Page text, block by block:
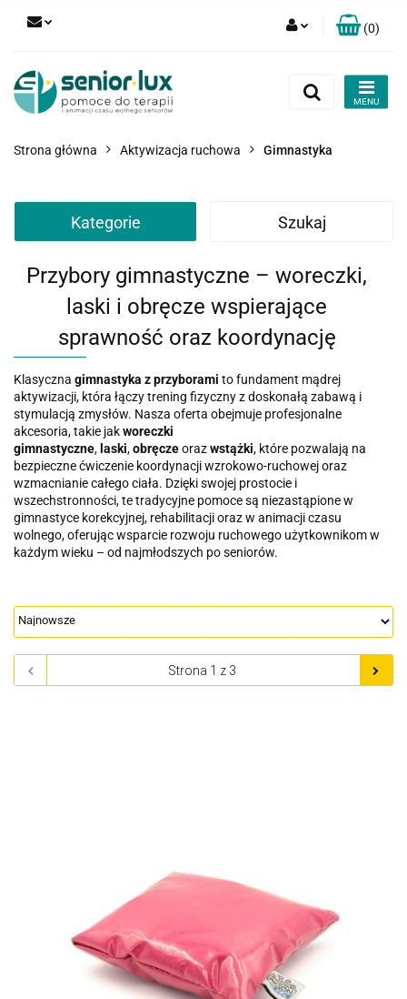
Zarejestruj się
Zgody cookies
(0)
Strona główna Aktywizacja ruchowa Gimnastyka
Kategorie Szukaj
Przybory gimnastyczne – woreczki,
laski i obręcze wspierające
sprawność oraz koordynację
Klasyczna gimnastyka z przyborami to fundament mądrej
aktywizacji, która łączy trening fizyczny z doskonałą zabawą i
stymulacją zmysłów. Nasza oferta obejmuje profesjonalne
akcesoria, takie jakworeczki
gimnastyczne, laski,obręczeorazwstążki, które pozwalają na
bezpieczne ćwiczenie koordynacji wzrokowo-ruchowej oraz
wzmacnianie całego ciała. Dzięki swojej prostocie i
wszechstronności, te tradycyjne pomoce są niezastąpione w
gimnastyce korekcyjnej, rehabilitacji oraz w animacji czasu
wolnego, oferując wsparcie rozwoju ruchowego użytkownikom w
każdym wieku – od najmłodszych po seniorów.